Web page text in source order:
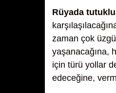
Rüyada tutuklu
zaman çok
yaşanacağına,
için türü yollar
edeceğine,